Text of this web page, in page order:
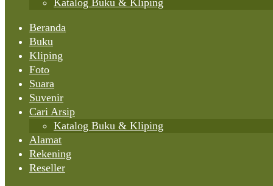
Katalog Buku & Kliping
Beranda
Buku
Kliping
Foto
Suara
Suvenir
Cari Arsip
Katalog Buku & Kliping
Alamat
Rekening
Reseller